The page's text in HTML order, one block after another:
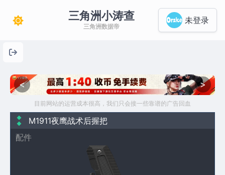
三角洲小涛查
三角洲数据帝
未登录
< >
目前网站的运营成本很高，我们只会接一些靠谱的广告回血
M1911夜鹰战术后握把
配件